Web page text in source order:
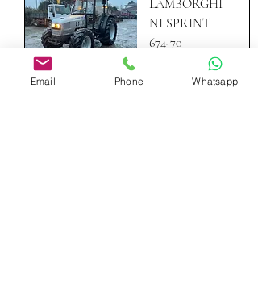
LAMBORGHI
NI SPRINT
674-70
MULTISPEED
Email Phone Whatsapp